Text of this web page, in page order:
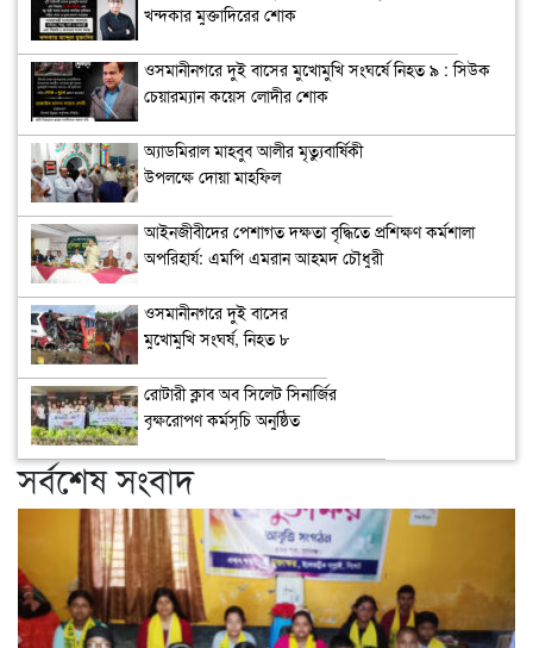
খন্দকার মুক্তাদিরের শোক
ওসমানীনগরে দুই বাসের মুখোমুখি সংঘর্ষে নিহত ৯ : সিউক
চেয়ারম্যান কয়েস লোদীর শোক
অ্যাডমিরাল মাহবুব আলীর মৃত্যুবার্ষিকী
উপলক্ষে দোয়া মাহফিল
‎আইনজীবীদের পেশাগত দক্ষতা বৃদ্ধিতে প্রশিক্ষণ কর্মশালা
অপরিহার্য: এমপি এমরান আহমদ চৌধুরী
ওসমানীনগরে দুই বাসের
মুখোমুখি সংঘর্ষ, নিহত ৮
রোটারী ক্লাব অব সিলেট সিনার্জির
বৃক্ষরোপণ কর্মসূচি অনুষ্ঠিত
সর্বশেষ সংবাদ